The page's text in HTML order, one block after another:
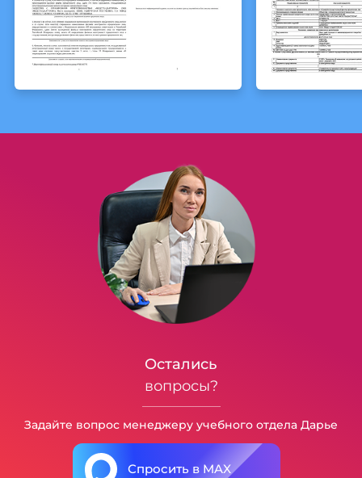
Остались
вопросы?
Задайте вопрос менеджеру учебного отдела Дарье
Спросить в MAX